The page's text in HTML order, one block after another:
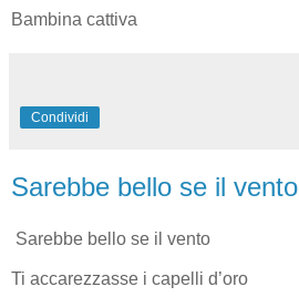
Bambina cattiva
Condividi
Sarebbe bello se il vento
Sarebbe bello se il vento
Ti accarezzasse i capelli d’oro